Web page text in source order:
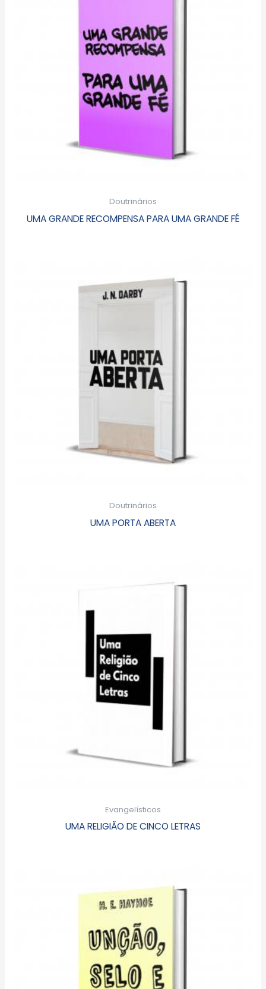
Doutrinários
UMA GRANDE RECOMPENSA PARA UMA GRANDE FÉ
Doutrinários
UMA PORTA ABERTA
Evangelísticos
UMA RELIGIÃO DE CINCO LETRAS